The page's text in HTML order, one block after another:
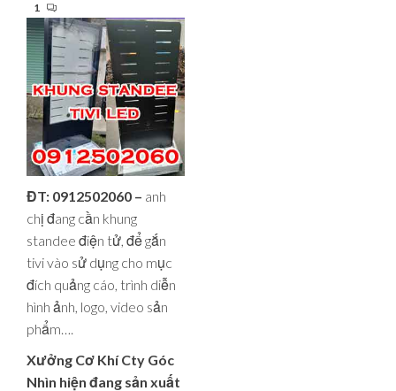
1
ĐT: 0912502060 – anh
chị đang cần khung
standee điện tử, để gắn
tivi vào sử dụng cho mục
đích quảng cáo, trình diễn
hình ảnh, logo, video sản
phẩm….
Xưởng Cơ Khí Cty Góc
Nhìn hiện đang sản xuất